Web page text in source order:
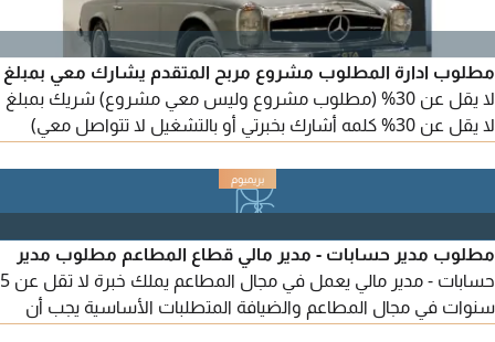
مطلوب ادارة المطلوب مشروع مربح المتقدم يشارك معي بمبلغ
لا يقل عن 30% (مطلوب مشروع وليس معي مشروع) شريك بمبلغ
لا يقل عن 30% كلمه أشارك بخبرتي أو بالتشغيل لا تتواصل معي)
مطلوب مدير حسابات - مدير مالي قطاع المطاعم مطلوب مدير
حسابات - مدير مالي يعمل في مجال المطاعم يملك خبرة لا تقل عن 5
سنوات في مجال المطاعم والضيافة المتطلبات الأساسية يجب أن